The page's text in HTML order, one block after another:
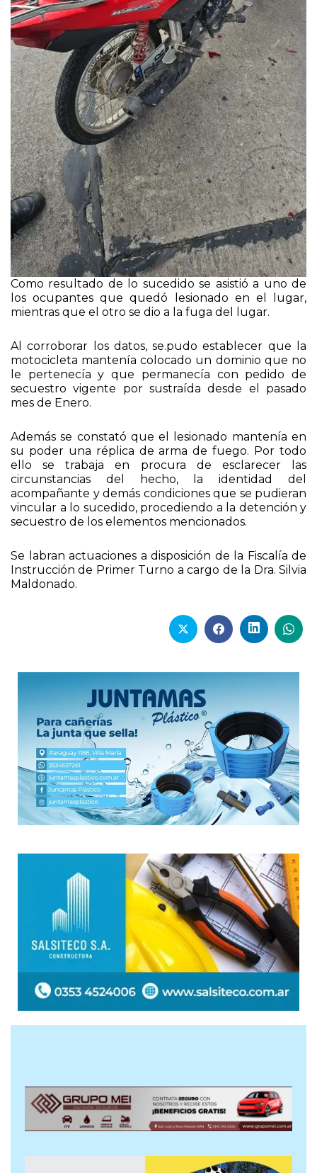
Como resultado de lo sucedido se asistió a uno de
los ocupantes que quedó lesionado en el lugar,
mientras que el otro se dio a la fuga del lugar.
Al corroborar los datos, se.pudo establecer que la
motocicleta mantenía colocado un dominio que no
le pertenecía y que permanecía con pedido de
secuestro vigente por sustraída desde el pasado
mes de Enero.
Además se constató que el lesionado mantenía en
su poder una réplica de arma de fuego. Por todo
ello se trabaja en procura de esclarecer las
circunstancias del hecho, la identidad del
acompañante y demás condiciones que se pudieran
vincular a lo sucedido, procediendo a la detención y
secuestro de los elementos mencionados.
Se labran actuaciones a disposición de la Fiscalía de
Instrucción de Primer Turno a cargo de la Dra. Silvia
Maldonado.